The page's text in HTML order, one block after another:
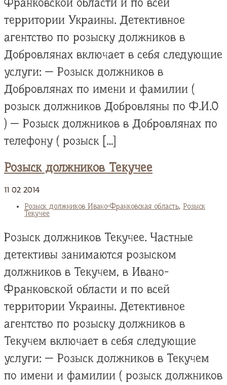
территории Украины. Детективное
агентство по розыску должников в
Добровлянах включает в себя следующие
услуги: — Розыск должников в
Добровлянах по имени и фамилии (
розыск должников Добровляны по Ф.И.О
) — Розыск должников в Добровлянах по
телефону ( розыск […]
Розыск должников Текучее
11 02 2014
Розыск должников Ивано-Франковская область, Розыск
Текучее
Розыск должников Текучее. Частные
детективы занимаются розыском
должников в Текучем, в Ивано-
Франковской области и по всей
территории Украины. Детективное
агентство по розыску должников в
Текучем включает в себя следующие
услуги: — Розыск должников в Текучем
по имени и фамилии ( розыск должников